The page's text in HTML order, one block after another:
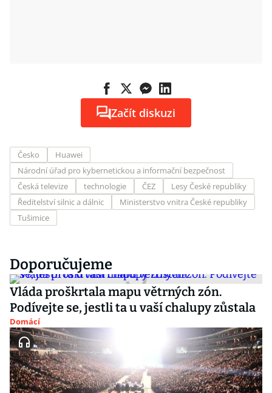
Začít diskuzi
Česko
Huawei
Národní úřad pro kybernetickou a informační bezpečnost
Česká televize
technologie ČEZ
Lesy České republiky
Ředitelství silnic a dálnic
Ministerstvo vnitra České republiky
Tušimice
Doporučujeme
Vláda proškrtala mapu větrných zón.
Podívejte se, jestli ta u vaší chalupy zůstala
Domácí